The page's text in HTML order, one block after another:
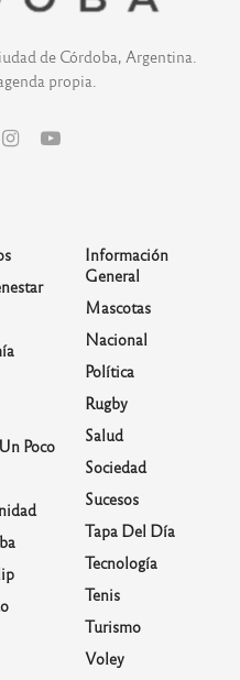
de Córdoba, Argentina.
propia.
Poco
Información
General
Mascotas
Nacional
Política
Rugby
Salud
Sociedad
Sucesos
Tapa Del Día
Tecnología
Tenis
Turismo
Voley